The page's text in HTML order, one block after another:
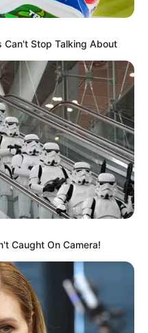
Can't Stop Talking About
Caught On Camera!